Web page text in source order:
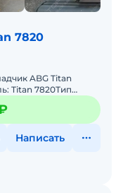
7820
ABG Titan
Titan 7820Тип
2026
Написать